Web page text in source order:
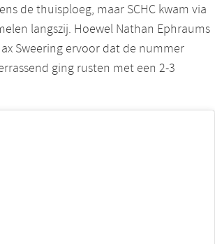
de thuisploeg, maar SCHC kwam via
langszij. Hoewel Nathan Ephraums
Sweering ervoor dat de nummer
ging rusten met een 2-3